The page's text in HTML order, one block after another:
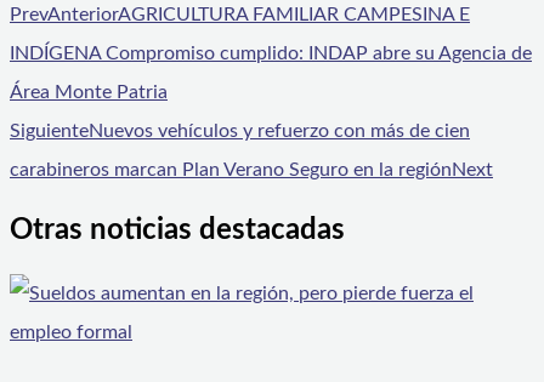
PrevAnteriorAGRICULTURA FAMILIAR CAMPESINA E
INDÍGENA Compromiso cumplido: INDAP abre su Agencia de
Área Monte Patria
SiguienteNuevos vehículos y refuerzo con más de cien
carabineros marcan Plan Verano Seguro en la regiónNext
Otras noticias destacadas